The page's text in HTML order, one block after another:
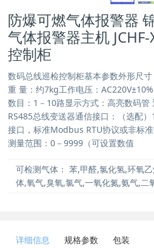
防爆可燃气体报警器
气体报警器主机
控制柜
数码总线巡检控制柜基本参数外形尺
重 量：约7kg工作电压：
数目：1－10路显示方式：高亮数码管
RS485总线变送器通信接口：（选配
接口，标准Modbus RTU协议或非标
测量范围：0－9999（可设置数值
可检测气体： 苯,甲醛,氯化氢,环氧
体,氧气,臭氧,氯气,一氧化氮,氨气,二
详细信息 规格参数 包装